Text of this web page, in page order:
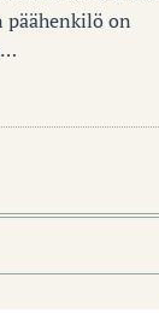
päähenkilö on